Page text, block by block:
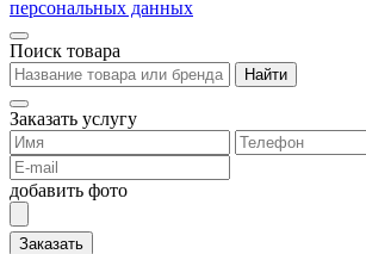
персональных данных
Поиск товара
Найти
Заказать услугу
добавить фото
Заказать